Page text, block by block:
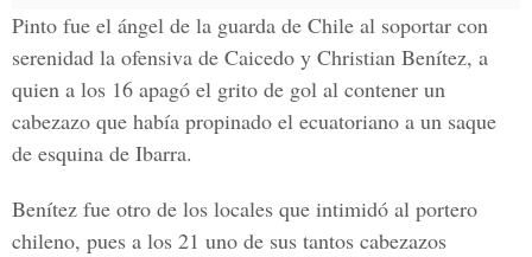
Pinto fue el ángel de la guarda de Chile al soportar con
serenidad la ofensiva de Caicedo y Christian Benítez, a
quien a los 16 apagó el grito de gol al contener un
cabezazo que había propinado el ecuatoriano a un saque
de esquina de Ibarra.
Benítez fue otro de los locales que intimidó al portero
chileno, pues a los 21 uno de sus tantos cabezazos